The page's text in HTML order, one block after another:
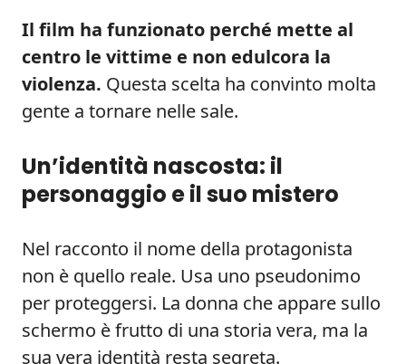
Il film ha funzionato perché mette al
centro le vittime e non edulcora la
violenza. Questa scelta ha convinto molta
gente a tornare nelle sale.
Un’identità nascosta: il
personaggio e il suo mistero
Nel racconto il nome della protagonista
non è quello reale. Usa uno pseudonimo
per proteggersi. La donna che appare sullo
schermo è frutto di una storia vera, ma la
sua vera identità resta segreta.